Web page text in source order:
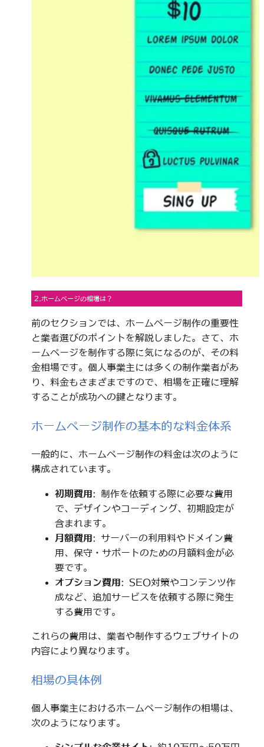
2.ホームページの相場は？
前のセクションでは、ホームページ制作の重要性
と業者選びのポイントを解説しました。さて、ホ
ームページを制作する際に気になるのが、その料
金相場です。個人事業主には多くの制作業者があ
り、料金もさまざまですので、相場を正確に理解
することが成功への鍵となります。
ホームページ制作の基本的な料金体系
一般的に、ホームページ制作の料金は次のように
構成されています。
初期費用: 制作を依頼する際に必要な費用
で、デザインやコーディング、初期設定が
含まれます。
月額費用: サーバーの利用料やドメイン費
用、保守・サポートのための月額料金が必
要です。
オプション費用: SEO対策やコンテンツ作
成など、追加サービスを依頼する際に発生
する費用です。
これらの費用は、業者や制作するウェブサイトの
内容により異なります。
相場の具体例
個人事業主におけるホームページ制作の相場は、
次のようになります。